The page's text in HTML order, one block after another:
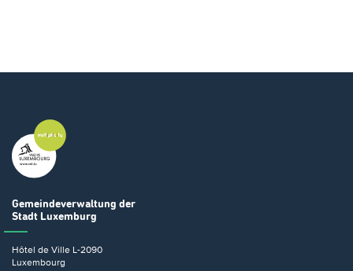
Gemeindeverwaltung der
Stadt Luxemburg
Hôtel de Ville L-2090
Luxembourg